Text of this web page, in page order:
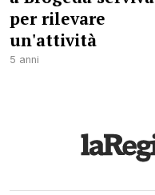
per rilevare
un'attività
5 anni